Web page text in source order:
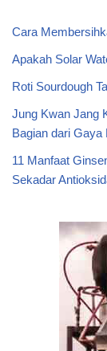
Cara
Apakah Solar
Roti Sourdough
Jung Kwan Jang
Bagian dari Gaya
11 Manfaat
Sekadar